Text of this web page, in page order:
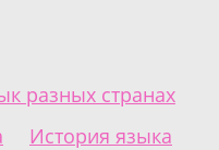
разных странах
История языка